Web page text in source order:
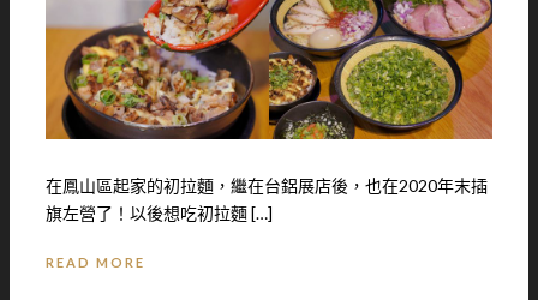
在鳳山區起家的初拉麵，繼在台鋁展店後，也在2020年末插
旗左營了！以後想吃初拉麵 […]
READ MORE